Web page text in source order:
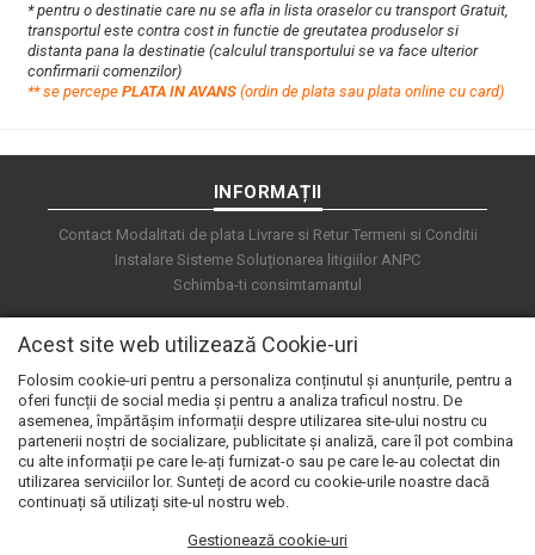
* pentru o destinatie care nu se afla in lista oraselor cu transport Gratuit,
transportul este contra cost in functie de greutatea produselor si
distanta pana la destinatie (calculul transportului se va face ulterior
confirmarii comenzilor)
**se percepe PLATA IN AVANS (ordin de plata sau plata online cu card)
INFORMAȚII
Contact Modalitati de plata Livrare si Retur Termeni si Conditii
Instalare Sisteme Soluționarea litigiilor ANPC
Schimba-ti consimtamantul
Acest site web utilizează Cookie-uri
Folosim cookie-uri pentru a personaliza conținutul și anunțurile, pentru a
oferi funcții de social media și pentru a analiza traficul nostru. De
asemenea, împărtășim informații despre utilizarea site-ului nostru cu
partenerii noștri de socializare, publicitate și analiză, care îl pot combina
cu alte informații pe care le-ați furnizat-o sau pe care le-au colectat din
utilizarea serviciilor lor. Sunteți de acord cu cookie-urile noastre dacă
continuați să utilizați site-ul nostru web.
Gestionează cookie-uri